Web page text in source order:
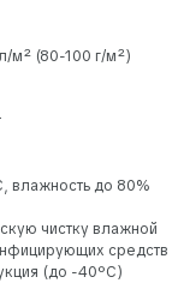
м² (80-100 г/м²)
влажность до 80%
чистку влажной
средств
(до -40ºС)